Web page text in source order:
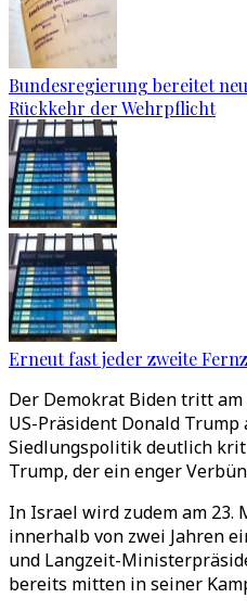
Bundesregierung bereitet
Rückkehr der Wehrpflicht
Erneut fast jeder zweite
Der Demokrat Biden tritt
US-Präsident Donald
Siedlungspolitik deutlich
Trump, der ein enger
In Israel wird zudem am 23.
innerhalb von zwei Jahren
und Langzeit-
bereits mitten in seiner